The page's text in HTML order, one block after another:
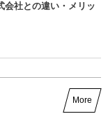
会社との違い・メリッ
More